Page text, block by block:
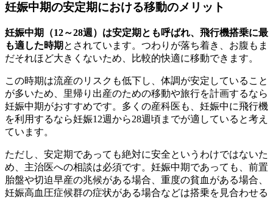
妊娠中期の安定期における移動のメリット
妊娠中期（12～28週）は安定期とも呼ばれ、飛行機搭乗に最
も適した時期 とされています。つわりが落ち着き、お腹もま
だそれほど大きくないため、比較的快適に移動できます。
この時期は流産のリスクも低下し、体調が安定していること
が多いため、里帰り出産のための移動や旅行を計画するなら
妊娠中期がおすすめです。多くの産科医も、妊娠中に飛行機
を利用するなら妊娠12週から28週頃までが適していると考え
ています。
ただし、安定期であっても絶対に安全というわけではないた
め、主治医への相談は必須です。妊娠中期であっても、前置
胎盤や切迫早産の兆候がある場合、重度の貧血がある場合、
妊娠高血圧症候群の症状がある場合などは搭乗を見合わせる